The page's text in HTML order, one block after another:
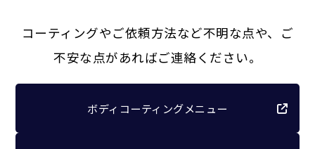
コーティングやご依頼方法など不明な点や、ご
不安な点があればご連絡ください。
ボディコーティングメニュー